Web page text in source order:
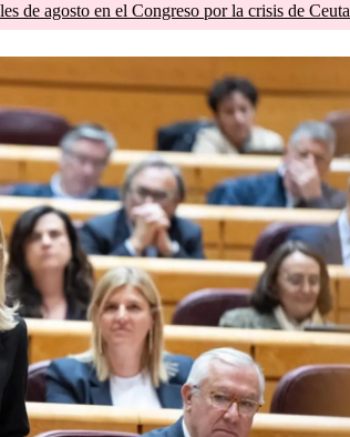
de agosto en el Congreso por la crisis de Ceuta